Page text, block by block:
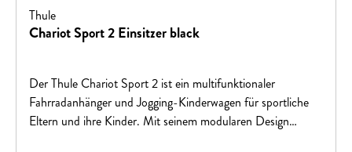
Thule
Chariot Sport 2 Einsitzer black
Der Thule Chariot Sport 2 ist ein multifunktionaler
Fahrradanhänger und Jogging-Kinderwagen für sportliche
Eltern und ihre Kinder. Mit seinem modularen Design